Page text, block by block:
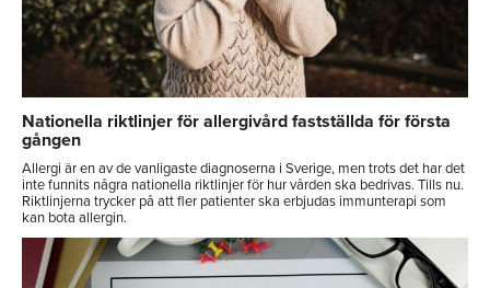
Nationella riktlinjer för allergivård fastställda för första
gången
Allergi är en av de vanligaste diagnoserna i Sverige, men trots det har det
inte funnits några nationella riktlinjer för hur vården ska bedrivas. Tills nu.
Riktlinjerna trycker på att fler patienter ska erbjudas immunterapi som
kan bota allergin.